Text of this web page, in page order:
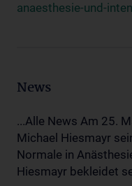
anaesthesie-und-
News
...Alle News Am 25.
Michael Hiesmayr
Normale in
Hiesmayr bekleidet